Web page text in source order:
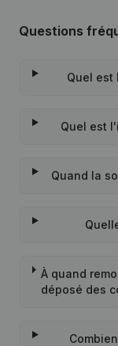
Questions
Quel est
Quel est
Quand la
À quand
déposé des